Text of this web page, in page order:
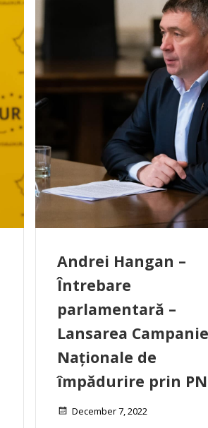
Andrei Hangan –
Întrebare
parlamentară –
Lansarea
Naționale de
împădurire prin
December 7, 2022